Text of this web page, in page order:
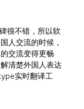
很不错，所以软
人交流的时候，
交流变得更畅
清楚外国人表达
实时翻译工